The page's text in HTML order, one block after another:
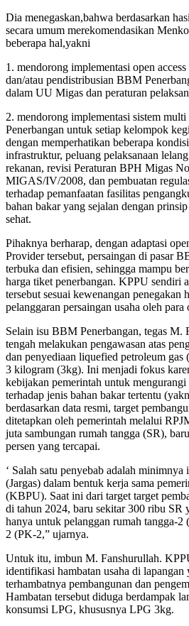
Dia menegaskan,bahwa berdasarkan
secara umum merekomendasikan
beberapa hal,yakni
1. mendorong implementasi open
dan/atau pendistribusian BBM
dalam UU Migas dan peraturan
2. mendorong implementasi sistem
Penerbangan untuk setiap kelompok
dengan memperhatikan beberapa
infrastruktur, peluang pelaksanaan
rekanan, revisi Peraturan BPH Migas
MIGAS/IV/2008, dan pembuatan
terhadap pemanfaatan fasilitas
bahan bakar yang sejalan dengan
sehat.
Pihaknya berharap, dengan adaptasi
Provider tersebut, persaingan di pasar
terbuka dan efisien, sehingga mampu
harga tiket penerbangan. KPPU sendiri
tersebut sesuai kewenangan penegakan
pelanggaran persaingan usaha oleh para
Selain isu BBM Penerbangan, tegas M.
tengah melakukan pengawasan atas
dan penyediaan liquefied petroleum gas
3 kilogram (3kg). Ini menjadi fokus
kebijakan pemerintah untuk
terhadap jenis bahan bakar tertentu
berdasarkan data resmi, target
ditetapkan oleh pemerintah melalui
juta sambungan rumah tangga (SR),
persen yang tercapai.
‘ Salah satu penyebab adalah minimnya
(Jargas) dalam bentuk kerja sama
(KBPU). Saat ini dari target target
di tahun 2024, baru sekitar 300 ribu SR
hanya untuk pelanggan rumah tangga-
2 (PK-2,” ujarnya.
Untuk itu, imbun M. Fanshurullah.
identifikasi hambatan usaha di lapangan
terhambatnya pembangunan dan
Hambatan tersebut diduga berdampak
konsumsi LPG, khususnya LPG 3kg.